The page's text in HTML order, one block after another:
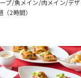
ープ/魚メイン/肉メイン/デザ
2時間）